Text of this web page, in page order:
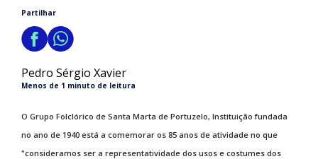
Partilhar
Pedro Sérgio Xavier
Menos de 1 minuto de leitura
O Grupo Folclórico de Santa Marta de Portuzelo, Instituição fundada
no ano de 1940 está a comemorar os 85 anos de atividade no que
"consideramos ser a representatividade dos usos e costumes dos